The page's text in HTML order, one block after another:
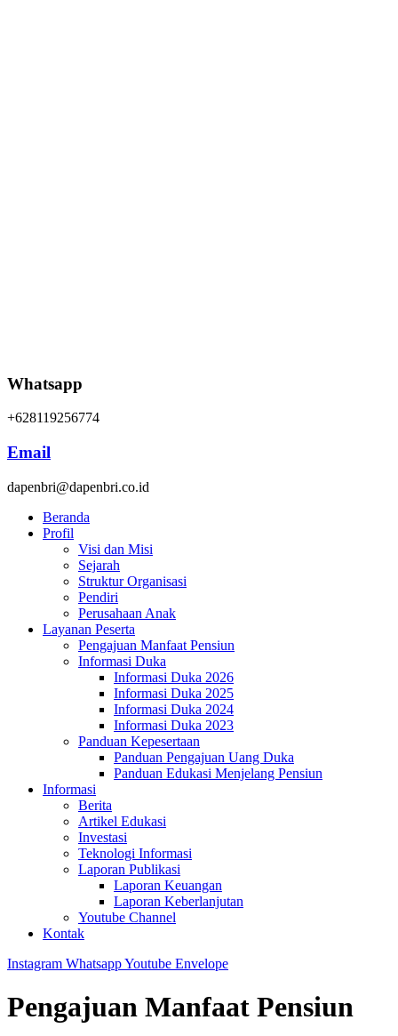
Whatsapp
+628119256774
Email
dapenbri@dapenbri.co.id
Beranda
Profil
Visi dan Misi
Sejarah
Struktur Organisasi
Pendiri
Perusahaan Anak
Layanan Peserta
Pengajuan Manfaat Pensiun
Informasi Duka
Informasi Duka 2026
Informasi Duka 2025
Informasi Duka 2024
Informasi Duka 2023
Panduan Kepesertaan
Panduan Pengajuan Uang Duka
Panduan Edukasi Menjelang Pensiun
Informasi
Berita
Artikel Edukasi
Investasi
Teknologi Informasi
Laporan Publikasi
Laporan Keuangan
Laporan Keberlanjutan
Youtube Channel
Kontak
Instagram WhatsappYoutube Envelope
Pengajuan Manfaat Pensiun